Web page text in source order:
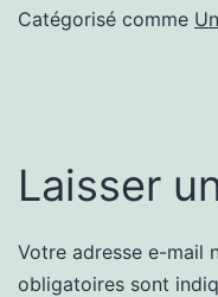
Catégorisé comme
Laisser
Votre adresse e-mail
obligatoires sont